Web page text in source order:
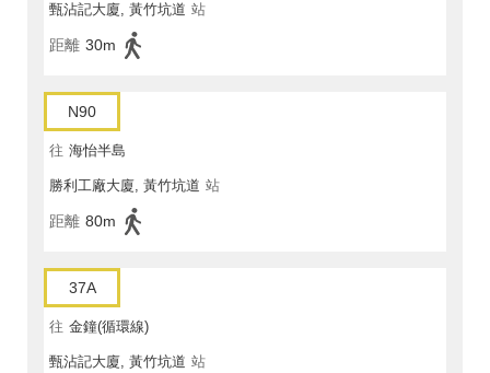
甄沾記大廈, 黃竹坑道 站
距離 30m
N90
往 海怡半島
勝利工廠大廈, 黃竹坑道 站
距離 80m
37A
往 金鐘(循環線)
甄沾記大廈, 黃竹坑道 站